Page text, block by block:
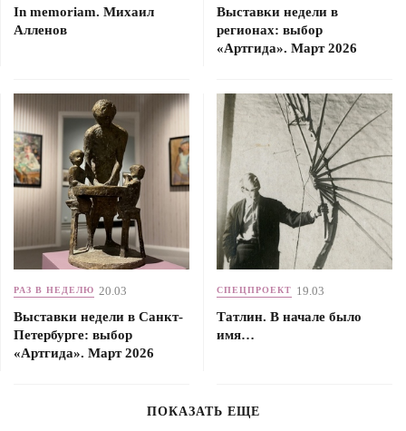
In memoriam. Михаил
Алленов
Выставки недели в
регионах: выбор
«Артгида». Март 2026
РАЗ В НЕДЕЛЮ 20.03
Выставки недели в Санкт-
Петербурге: выбор
«Артгида». Март 2026
СПЕЦПРОЕКТ 19.03
Татлин. В начале было
имя…
ПОКАЗАТЬ ЕЩЕ